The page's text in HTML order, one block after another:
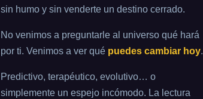
Sobre Oshanter
sin humo y sin venderte un destino cerrado.
No venimos a preguntarle al universo qué hará
por ti. Venimos a ver qué puedes cambiar hoy.
Predictivo, terapéutico, evolutivo… o
simplemente un espejo incómodo. La lectura